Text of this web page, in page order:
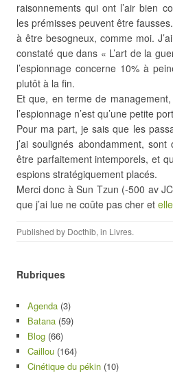
raisonnements qui ont l’air bien
les prémisses peuvent être
à être besogneux, comme moi.
constaté que dans « L’art de la
l’espionnage concerne 10% à
plutôt à la fin.
Et que, en terme de
l’espionnage n’est qu’une petite
Pour ma part, je sais que les
j’ai soulignés abondamment, sont
être parfaitement intemporels, et
espions stratégiquement placés.
Merci donc à Sun Tzun (-500 av
que j’ai lue ne coûte pas cher et
Published by Docthib, in Livres.
Rubriques
Agenda (3)
Batana (59)
Blog (66)
Caillou (164)
Cinétique du pékin (10)